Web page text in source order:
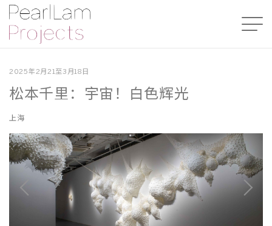
2025年2月21至3月18日
松本千里：宇宙！白色辉光
上海